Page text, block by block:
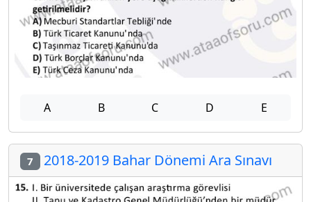
A B C D E
7 2018-2019 Bahar Dönemi Ara Sınavı